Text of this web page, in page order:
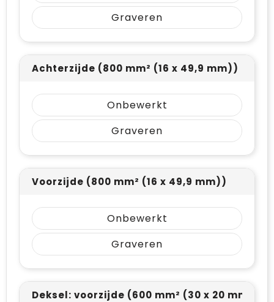
Graveren
Achterzijde (800 mm² (16 x 49,9 mm))
Onbewerkt
Graveren
Voorzijde (800 mm² (16 x 49,9 mm))
Onbewerkt
Graveren
Deksel: voorzijde (600 mm² (30 x 20 mm))